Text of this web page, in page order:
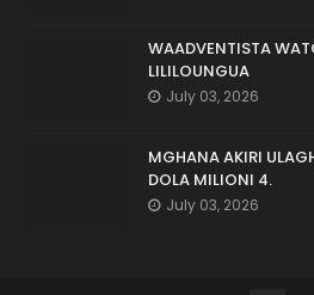
WAADVENTISTA
LILILOUNGUA
July 03, 2026
MGHANA AKIRI
DOLA MILIONI 4.
July 03, 2026